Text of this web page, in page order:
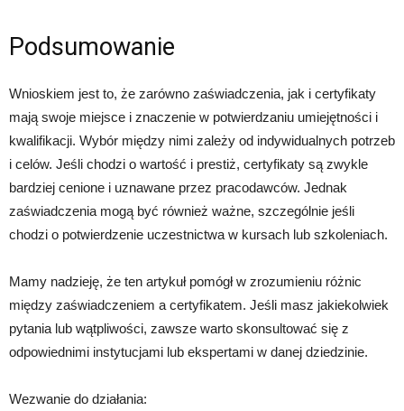
Podsumowanie
Wnioskiem jest to, że zarówno zaświadczenia, jak i certyfikaty
mają swoje miejsce i znaczenie w potwierdzaniu umiejętności i
kwalifikacji. Wybór między nimi zależy od indywidualnych potrzeb
i celów. Jeśli chodzi o wartość i prestiż, certyfikaty są zwykle
bardziej cenione i uznawane przez pracodawców. Jednak
zaświadczenia mogą być również ważne, szczególnie jeśli
chodzi o potwierdzenie uczestnictwa w kursach lub szkoleniach.
Mamy nadzieję, że ten artykuł pomógł w zrozumieniu różnic
między zaświadczeniem a certyfikatem. Jeśli masz jakiekolwiek
pytania lub wątpliwości, zawsze warto skonsultować się z
odpowiednimi instytucjami lub ekspertami w danej dziedzinie.
Wezwanie do działania: